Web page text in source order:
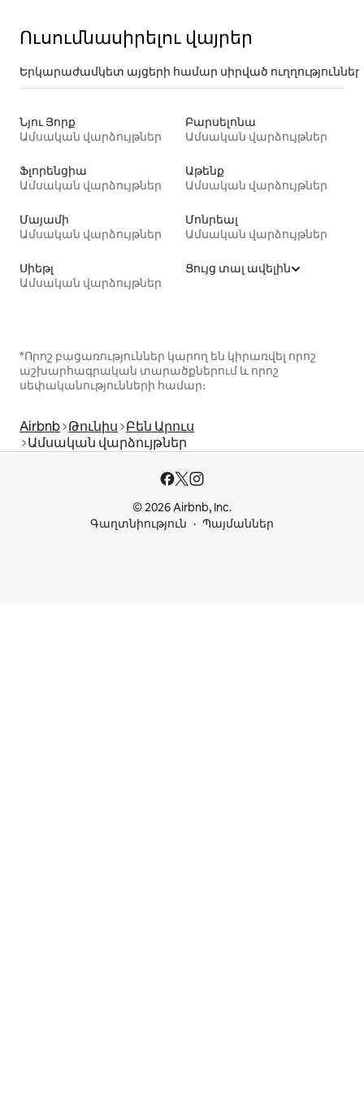
Ուսումնասիրելու վայրեր
Երկարաժամկետ այցերի համար սիրված ուղղություններ
Նյու Յորք
Ամսական վարձույթներ
Բարսելոնա
Ամսական վարձույթներ
Ֆլորենցիա
Ամսական վարձույթներ
Աթենք
Ամսական վարձույթներ
Մայամի
Ամսական վարձույթներ
Մոնրեալ
Ամսական վարձույթներ
Սիեթլ
Ամսական վարձույթներ
Ցույց տալ ավելին
*Որոշ բացառություններ կարող են կիրառվել որոշ
աշխարհագրական տարածքներում և որոշ
սեփականությունների համար։
Airbnb Թունիս Բեն Արուս
Ամսական վարձույթներ
© 2026 Airbnb, Inc.
Գաղտնիություն
Պայմաններ